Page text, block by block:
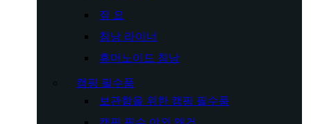
짚 요
침낭 라이너
휴머노이드 침낭
캠핑 필수품
보관함을 위한 캠핑 필수품